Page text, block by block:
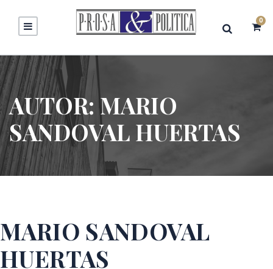
0
AUTOR:MARIO
SANDOVAL HUERTAS
MARIO SANDOVAL
HUERTAS